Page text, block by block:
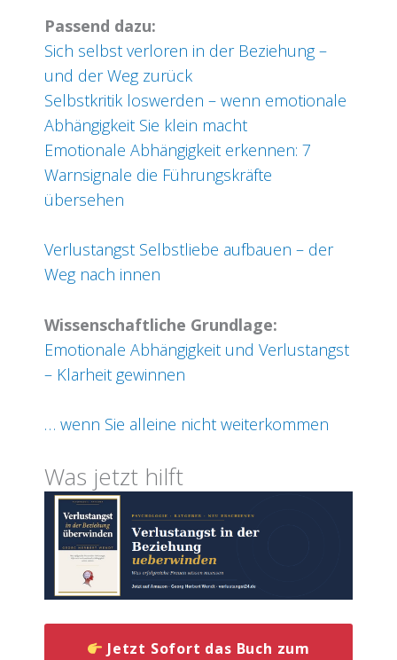
Passend dazu:
Sich selbst verloren in der Beziehung –
und der Weg zurück
Selbstkritik loswerden – wenn emotionale
Abhängigkeit Sie klein macht
Emotionale Abhängigkeit erkennen: 7
Warnsignale die Führungskräfte
übersehen
Verlustangst Selbstliebe aufbauen – der
Weg nach innen
Wissenschaftliche Grundlage:
Emotionale Abhängigkeit und Verlustangst
– Klarheit gewinnen
… wenn Sie alleine nicht weiterkommen
Was jetzt hilft
Jetzt Sofort das Buch zum